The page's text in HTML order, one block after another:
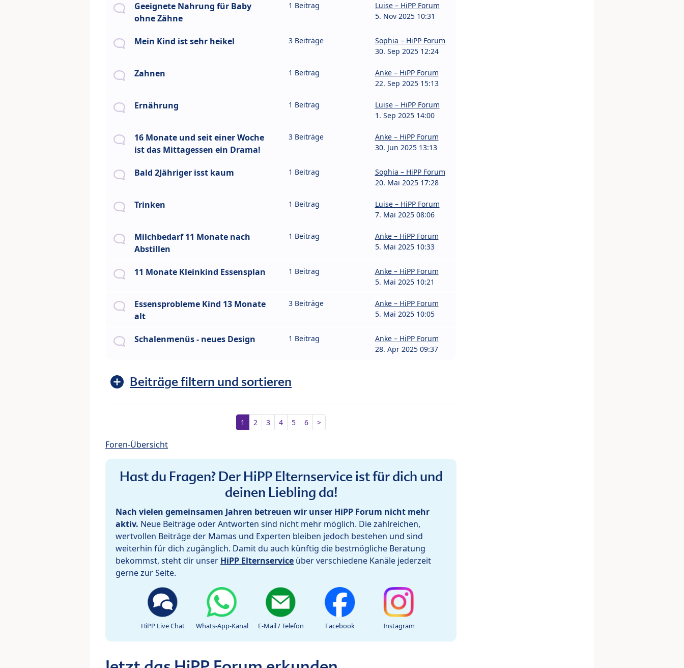
Geeignete Nahrung für Baby
ohne Zähne
1 Beitrag
Luise – HiPP Forum
5. Nov 2025 10:31
Mein Kind ist sehr heikel 3 Beiträge
Sophia – HiPP Forum
30. Sep 2025 12:24
Zahnen 1 Beitrag
Anke – HiPP Forum
22. Sep 2025 15:13
Ernährung 1 Beitrag
Luise – HiPP Forum
1. Sep 2025 14:00
16 Monate und seit einer Woche
ist das Mittagessen ein Drama!
3 Beiträge
Anke – HiPP Forum
30. Jun 2025 13:13
Bald 2Jähriger isst kaum 1 Beitrag
Sophia – HiPP Forum
20. Mai 2025 17:28
Trinken 1 Beitrag
Luise – HiPP Forum
7. Mai 2025 08:06
Milchbedarf 11 Monate nach
Abstillen
1 Beitrag
Anke – HiPP Forum
5. Mai 2025 10:33
11 Monate Kleinkind Essensplan 1 Beitrag
Anke – HiPP Forum
5. Mai 2025 10:21
Essensprobleme Kind 13 Monate
alt
3 Beiträge
Anke – HiPP Forum
5. Mai 2025 10:05
Schalenmenüs - neues Design 1 Beitrag
Anke – HiPP Forum
28. Apr 2025 09:37
Beiträge filtern und sortieren
1 2 3 4 5 6 >
Foren-Übersicht
Hast du Fragen? Der HiPP Elternservice ist für dich und
deinen Liebling da!
Nach vielen gemeinsamen Jahren betreuen wir unser HiPP Forum nicht mehr
aktiv. Neue Beiträge oder Antworten sind nicht mehr möglich. Die zahlreichen,
wertvollen Beiträge der Mamas und Experten bleiben jedoch bestehen und sind
weiterhin für dich zugänglich. Damit du auch künftig die bestmögliche Beratung
bekommst, steht dir unser HiPP Elternservice über verschiedene Kanäle jederzeit
gerne zur Seite.
HiPP Live Chat Whats-App-Kanal E-Mail / Telefon Facebook Instagram